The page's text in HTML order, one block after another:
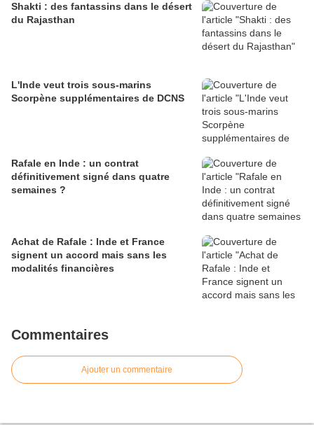
Shakti : des fantassins dans le désert
du Rajasthan
L'Inde veut trois sous-marins
Scorpène supplémentaires de DCNS
Rafale en Inde : un contrat
définitivement signé dans quatre
semaines ?
Achat de Rafale : Inde et France
signent un accord mais sans les
modalités financières
Commentaires
Ajouter un commentaire